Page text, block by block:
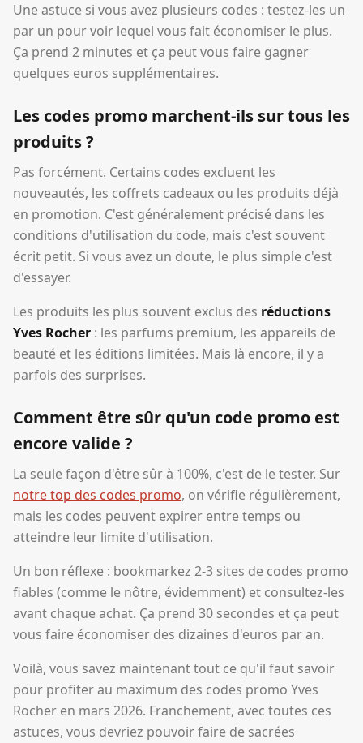
Une astuce si vous avez plusieurs codes : testez-les un
par un pour voir lequel vous fait économiser le plus.
Ça prend 2 minutes et ça peut vous faire gagner
quelques euros supplémentaires.
Les codes promo marchent-ils sur tous les
produits ?
Pas forcément. Certains codes excluent les
nouveautés, les coffrets cadeaux ou les produits déjà
en promotion. C'est généralement précisé dans les
conditions d'utilisation du code, mais c'est souvent
écrit petit. Si vous avez un doute, le plus simple c'est
d'essayer.
Les produits les plus souvent exclus des réductions
Yves Rocher : les parfums premium, les appareils de
beauté et les éditions limitées. Mais là encore, il y a
parfois des surprises.
Comment être sûr qu'un code promo est
encore valide ?
La seule façon d'être sûr à 100%, c'est de le tester. Sur
notre top des codes promo, on vérifie régulièrement,
mais les codes peuvent expirer entre temps ou
atteindre leur limite d'utilisation.
Un bon réflexe : bookmarkez 2-3 sites de codes promo
fiables (comme le nôtre, évidemment) et consultez-les
avant chaque achat. Ça prend 30 secondes et ça peut
vous faire économiser des dizaines d'euros par an.
Voilà, vous savez maintenant tout ce qu'il faut savoir
pour profiter au maximum des codes promo Yves
Rocher en mars 2026. Franchement, avec toutes ces
astuces, vous devriez pouvoir faire de sacrées